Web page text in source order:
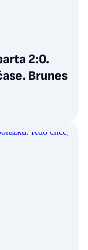
2:0.
Brunes